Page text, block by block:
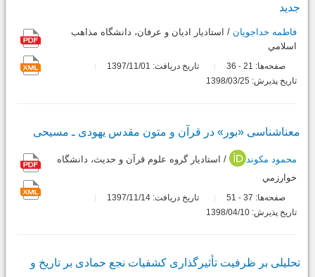
جدید
فاطمه خداجویان / استاديار اديان و عرفان، دانشگاه مذاهب
اسلامي
صفحه‌ها: 21
-
تاریخ دریافت: 1397/11/01
تاریخ پذیرش: 1398/03/25
معناشناسی «بور» در قرآن و متون مقدس یهودی ـ مسیحی
محمود مکوند
/ استاديار گروه علوم قرآن و حديث، دانشگاه
خوارزمي
صفحه‌ها: 37
-
تاریخ دریافت: 1397/11/14
تاریخ پذیرش: 1398/04/10
تحلیلی بر ظرفیت تأثیرگذاری کشفیات نجع حمادی بر تاریخ و